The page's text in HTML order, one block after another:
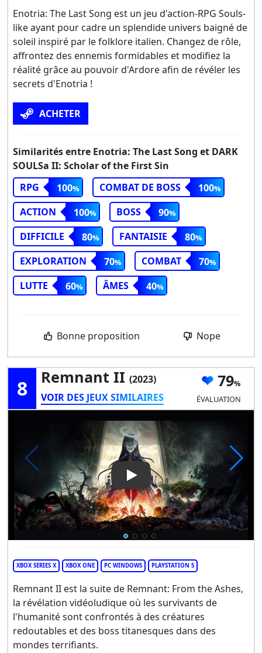
Enotria: The Last Song est un jeu d'action-RPG Souls-
like ayant pour cadre un splendide univers baigné de
soleil inspiré par le folklore italien. Changez de rôle,
affrontez des ennemis formidables et modifiez la
réalité grâce au pouvoir d'Ardore afin de révéler les
secrets d'Enotria !
ACHETER
Similarités entre Enotria: The Last Song et DARK
SOULSa II: Scholar of the First Sin
RPG
100 COMBAT DE BOSS
100
ACTION
100 BOSS
90
DIFFICILE
80 FANTAISIE
80
EXPLORATION
70 COMBAT
70
LUTTE
60 ÂMES 40
Bonne proposition Nope
8 Remnant II (2023)
VOIR DES JEUX SIMILAIRES
79
ÉVALUATION
Play Video: Remnant II
XBOX SERIES X XBOX ONE PC WINDOWS PLAYSTATION 5
Remnant II est la suite de Remnant: From the Ashes,
la révélation vidéoludique où les survivants de
l'humanité sont confrontés à des créatures
redoutables et des boss titanesques dans des
mondes terrifiants.